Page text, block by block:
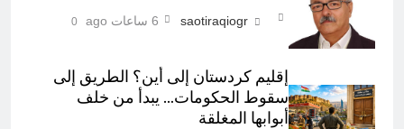
saotiraqiogr 6 ساعات ago 0
إقليم كردستان إلى أين؟ الطريق إلى
سقوط الحكومات… يبدأ من خلف
أبوابها المغلقة